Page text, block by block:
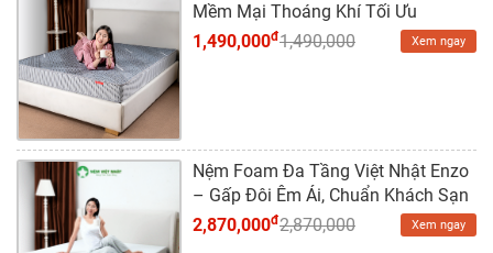
Mềm Mại Thoáng Khí Tối Ưu
1,490,000đ1,490,000 Xem ngay
Nệm Foam Đa Tầng Việt Nhật Enzo
– Gấp Đôi Êm Ái, Chuẩn Khách Sạn
2,870,000đ2,870,000 Xem ngay